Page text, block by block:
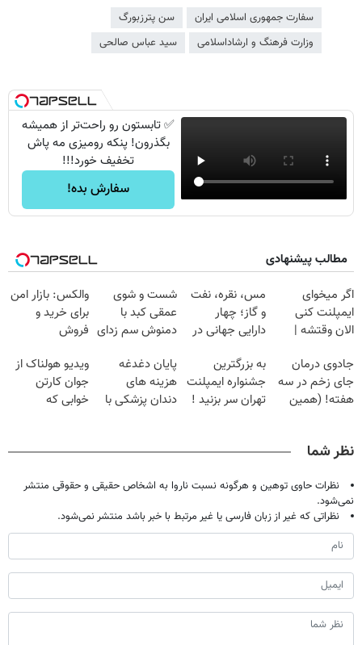
سفارت جمهوری اسلامی ایران
سن پترزبورگ
وزارت فرهنگ و ارشاداسلامی
سید عباس صالحی
✅ تابستون رو راحت‌تر از همیشه
بگذرون! پنکه رومیزی مه پاش
تخفیف خورد!!!
سفارش بده!
مطالب پیشنهادی
اگر میخوای
ایمپلنت کنی
الان وقتشه |
میلیون تومان!!!
مس، نقره، نفت
و گاز؛ چهار
دارایی جهانی در
شست و شوی
عمقی کبد با
دمنوش سم زدای
والکس: بازار امن
برای خرید و
فروش
دیجیتال
جادوی درمان
جای زخم در سه
هفته! (همین
به بزرگترین
جشنواره ایمپلنت
تهران سر بزنید !
پایان دغدغه
هزینه های
دندان پزشکی با
ویدیو هولناک از
جوان کارتن
خوابی که
نظر شما
نظرات حاوی توهین و هرگونه نسبت ناروا به اشخاص حقیقی و حقوقی منتشر
نمی‌شود.
نظراتی که غیر از زبان فارسی یا غیر مرتبط با خبر باشد منتشر نمی‌شود.